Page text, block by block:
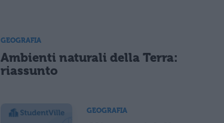
GEOGRAFIA
Ambienti naturali della Terra:
riassunto
GEOGRAFIA